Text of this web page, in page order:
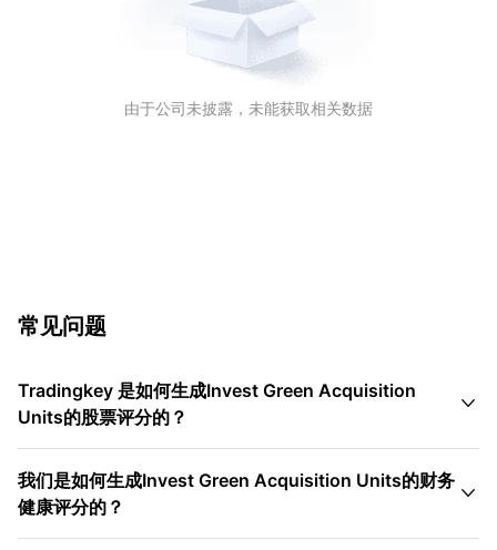
由于公司未披露，未能获取相关数据
常见问题
Tradingkey 是如何生成Invest Green Acquisition
Units的股票评分的？

我们是如何生成Invest Green Acquisition Units的财务
健康评分的？
